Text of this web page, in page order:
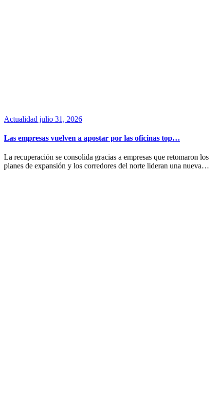
Actualidad julio 31, 2026
Las empresas vuelven a apostar por las oficinas top…
La recuperación se consolida gracias a empresas que retomaron los
planes de expansión y los corredores del norte lideran una nueva…